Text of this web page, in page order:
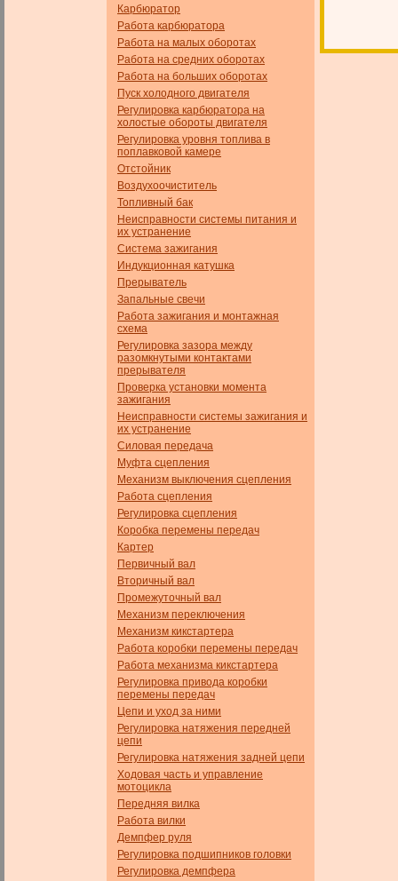
Карбюратор
Работа карбюратора
Работа на малых оборотах
Работа на средних оборотах
Работа на больших оборотах
Пуск холодного двигателя
Регулировка карбюратора на
холостые обороты двигателя
Регулировка уровня топлива в
поплавковой камере
Отстойник
Воздухоочиститель
Топливный бак
Неисправности системы питания и
их устранение
Система зажигания
Индукционная катушка
Прерыватель
Запальные свечи
Работа зажигания и монтажная
схема
Регулировка зазора между
разомкнутыми контактами
прерывателя
Проверка установки момента
зажигания
Неисправности системы зажигания и
их устранение
Силовая передача
Муфта сцепления
Механизм выключения сцепления
Работа сцепления
Регулировка сцепления
Коробка перемены передач
Картер
Первичный вал
Вторичный вал
Промежуточный вал
Механизм переключения
Механизм кикстартера
Работа коробки перемены передач
Работа механизма кикстартера
Регулировка привода коробки
перемены передач
Цепи и уход за ними
Регулировка натяжения передней
цепи
Регулировка натяжения задней цепи
Ходовая часть и управление
мотоцикла
Передняя вилка
Работа вилки
Демпфер руля
Регулировка подшипников головки
Регулировка демпфера